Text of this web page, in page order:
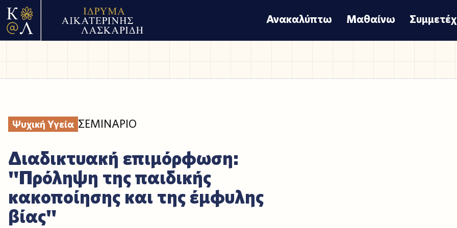
Ανακαλύπτω Μαθαίνω
Ψυχική Υγεία ΣΕΜΙΝΑΡΙΟ
Διαδικτυακή επιμόρφωση:
"Πρόληψη της παιδικής
κακοποίησης και της έμφυλης
βίας"